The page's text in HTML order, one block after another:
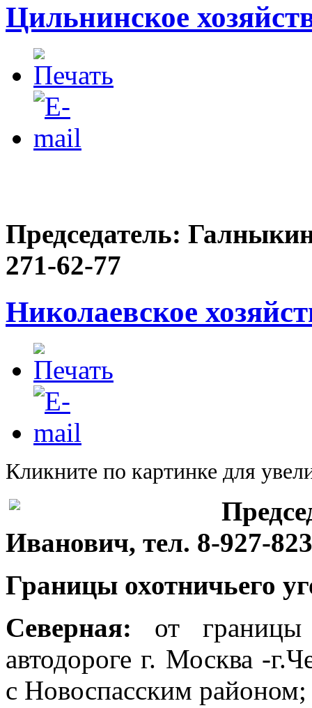
Цильнинское
Председатель:
271-62-77
Николаевское
Кликните по картинке для
Иванович, тел. 8-927-
Границы охотничьего
Северная: от границы
автодороге г. Москва -
с Новоспасским районом;